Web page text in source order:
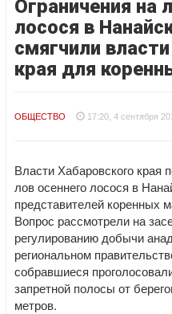
Ограничения на
лосося в
смягчили
края для
ОБЩЕСТВО 17:20, 4 сентября
Власти Хабаровского края
лов осеннего лосося в
представителей коренных
Вопрос рассмотрели на
регулированию добычи
региональном
собравшиеся
запретной полосы от
метров.